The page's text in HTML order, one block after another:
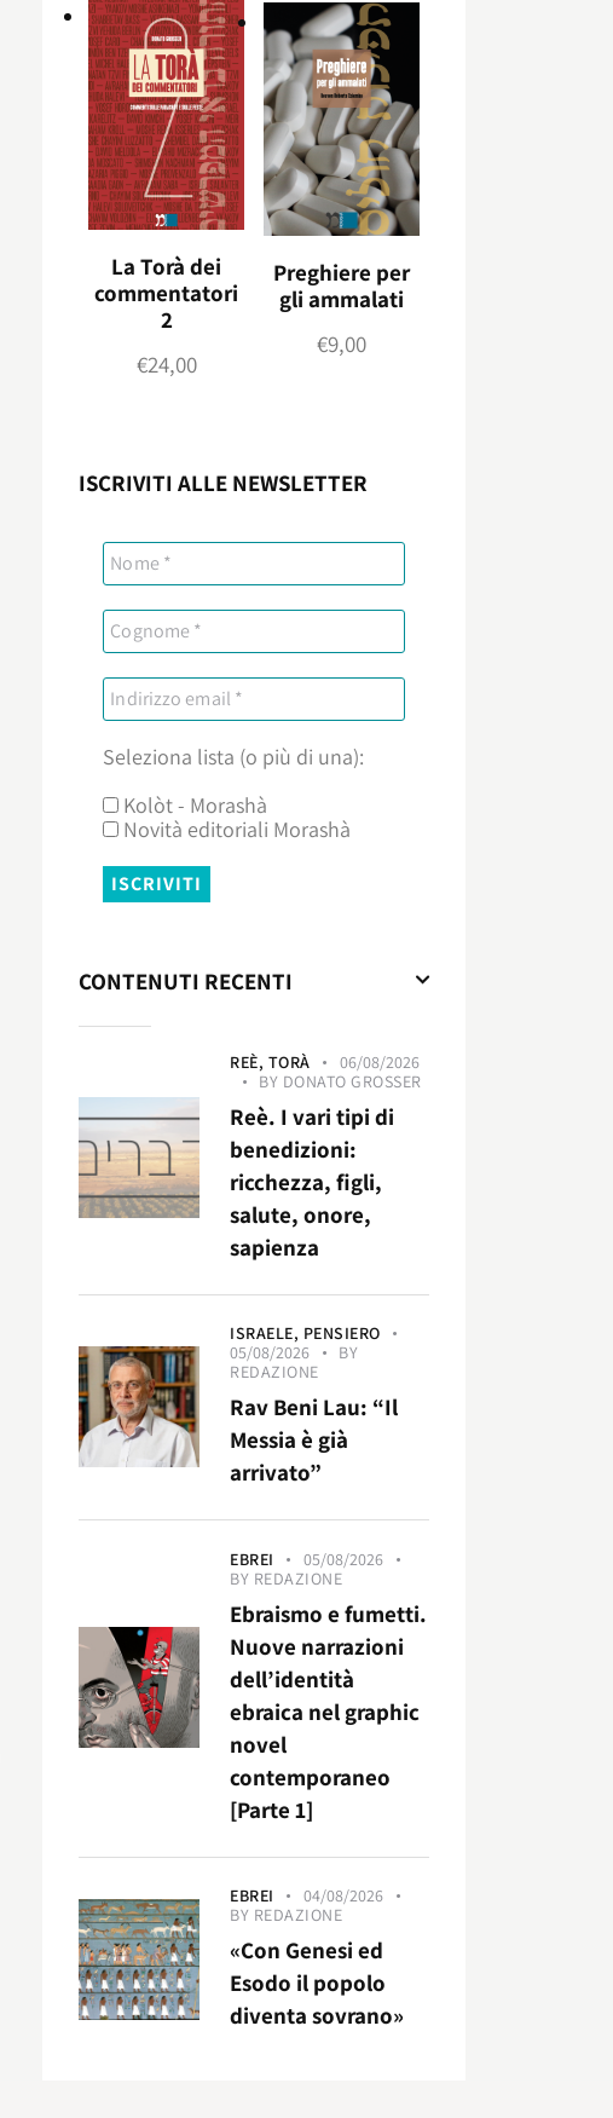
La Torà dei
commentatori
2
€24,00
Preghiere per
gli ammalati
€9,00
ISCRIVITI ALLE NEWSLETTER
Seleziona lista (o più di una):
Kolòt - Morashà
Novità editoriali Morashà
CONTENUTI RECENTI
REÈ, TORÀ
06/08/2026
BY DONATO GROSSER
Reè. I vari tipi di
benedizioni:
ricchezza, figli,
salute, onore,
sapienza
ISRAELE, PENSIERO
05/08/2026
BY
REDAZIONE
Rav Beni Lau: “Il
Messia è già
arrivato”
EBREI
05/08/2026
BY REDAZIONE
Ebraismo e fumetti.
Nuove narrazioni
dell’identità
ebraica nel graphic
novel
contemporaneo
[Parte 1]
EBREI
04/08/2026
BY REDAZIONE
«Con Genesi ed
Esodo il popolo
diventa sovrano»